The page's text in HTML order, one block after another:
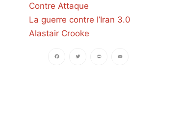
Contre Attaque
La guerre contre l’Iran 3.0
Alastair Crooke